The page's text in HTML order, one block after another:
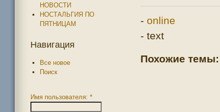
- online
- text
Похожие темы:
НОВОСТИ
НОСТАЛЬГИЯ ПО
ПЯТНИЦАМ
Навигация
Все новое
Поиск
Имя пользователя: *